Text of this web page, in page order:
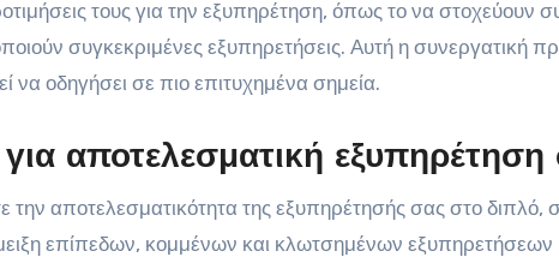
τους για την εξυπηρέτηση, όπως το να στοχεύουν
συγκεκριμένες εξυπηρετήσεις. Αυτή η συνεργατική
να οδηγήσει σε πιο επιτυχημένα σημεία.
για αποτελεσματική
την αποτελεσματικότητα της εξυπηρέτησής σας στο διπλό,
επίπεδων, κομμένων και κλωτσημένων εξυπηρετήσεων